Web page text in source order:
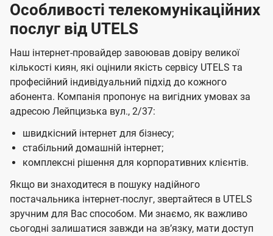
Особливості телекомунікаційних
послуг від UTELS
Наш інтернет-провайдер завоював довіру великої
кількості киян, які оцінили якість сервісу UTELS та
професійний індивідуальний підхід до кожного
абонента. Компанія пропонує на вигідних умовах за
адресою Лейпцизька вул., 2/37:
швидкісний інтернет для бізнесу;
стабільний домашній інтернет;
комплексні рішення для корпоративних клієнтів.
Якщо ви знаходитеся в пошуку надійного
постачальника інтернет-послуг, звертайтеся в UTELS
зручним для Вас способом. Ми знаємо, як важливо
сьогодні залишатися завжди на звʼязку, мати доступ